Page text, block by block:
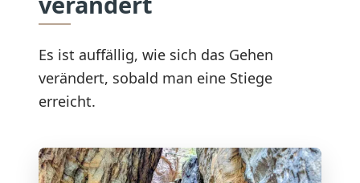
Es ist auffällig, wie sich das Gehen
verändert, sobald man eine Stiege
erreicht.